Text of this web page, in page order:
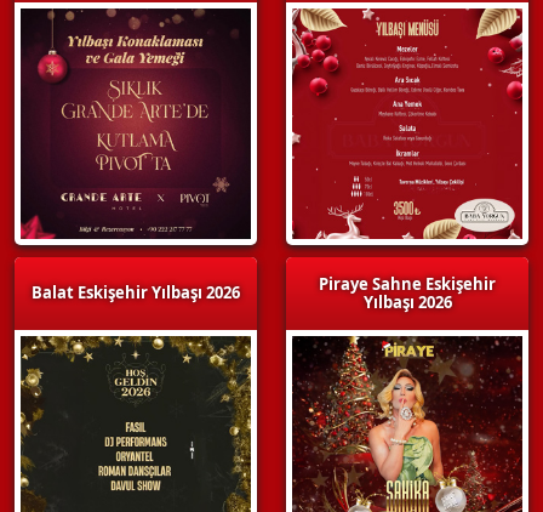
Balat Eskişehir Yılbaşı 2026
Piraye Sahne Eskişehir
Yılbaşı 2026